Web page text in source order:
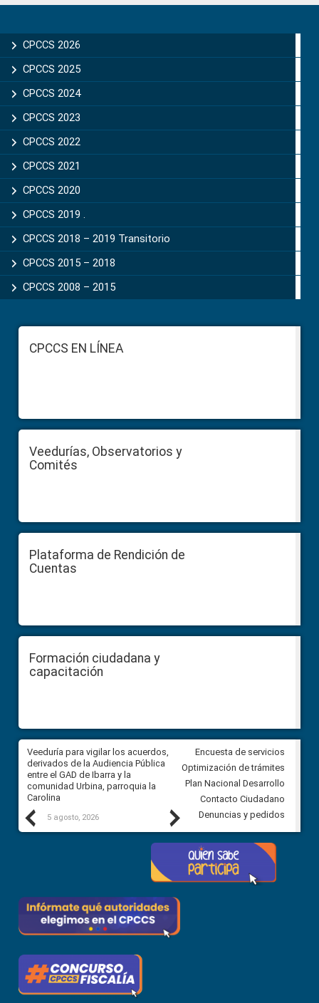
Sidebar
CPCCS 2026
CPCCS 2025
CPCCS 2024
CPCCS 2023
CPCCS 2022
CPCCS 2021
CPCCS 2020
CPCCS 2019 .
CPCCS 2018 – 2019 Transitorio
CPCCS 2015 – 2018
CPCCS 2008 – 2015
FooterCPCCS EN LÍNEA
Veedurías, Observatorios y
Comités
Plataforma de Rendición de
Cuentas
Formación ciudadana y
capacitación
Previous
Veeduría para vigilar los acuerdos,
derivados de la Audiencia Pública
entre el GAD de Ibarra y la
comunidad Urbina, parroquia la
Carolina
5 agosto, 2026
CPCCS convoca a Veeduría
Ciudadana para vigilar el
en la Universidad de Cuenca
5 agosto, 2026
Next
Encuesta de servicios
Optimización de trámites
Plan Nacional Desarrollo
Contacto Ciudadano
Denuncias y pedidos